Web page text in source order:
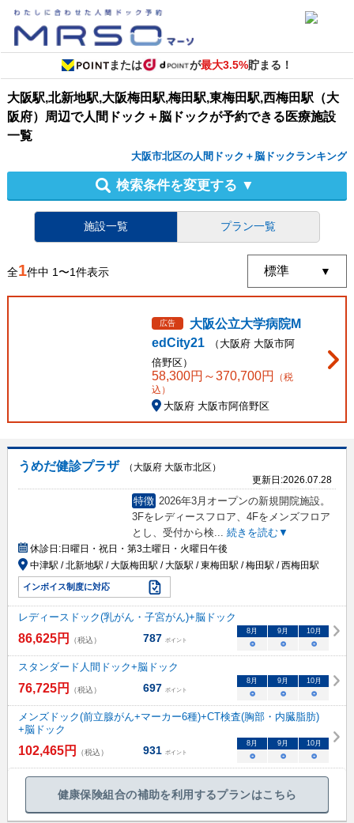
または が最大3.5%貯まる！
大阪駅,北新地駅,大阪梅田駅,梅田駅,東梅田駅,西梅田駅（大
阪府）周辺で人間ドック＋脳ドックが予約できる医療施設
一覧
大阪市北区の人間ドック＋脳ドックランキング
検索条件を変更する ▼
施設一覧 プラン一覧
全1件中 1〜1件表示
広告
大阪公立大学病院M
edCity21
（ 大阪府 大阪市阿
倍野区）
58,300円～370,700円
（税
込）
大阪府 大阪市阿倍野区
うめだ健診プラザ
（大阪府 大阪市北区）
更新日:2026.07.28
特徴 2026年3月オープンの新規開院施設。
3Fをレディースフロア、4Fをメンズフロア
とし、受付から検... 続きを読む▼
休診日:日曜日・祝日・第3土曜日・火曜日午後
中津駅 / 北新地駅 / 大阪梅田駅 / 大阪駅 / 東梅田駅 / 梅田駅 / 西梅田駅
インボイス制度に対応
レディースドック(乳がん・子宮がん)+脳ドック
86,625円 （税込） 787 ポイント
8月 9月 10月
○ ○ ○
スタンダード人間ドック+脳ドック
76,725円 （税込） 697 ポイント
8月 9月 10月
○ ○ ○
メンズドック(前立腺がん+マーカー6種)+CT検査(胸部・内臓脂肪)
+脳ドック
102,465円 （税込） 931 ポイント
8月 9月 10月
○ ○ ○
健康保険組合の補助を利用するプランはこちら